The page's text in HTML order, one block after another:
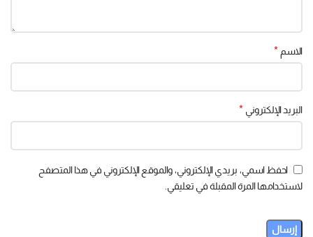
الاسم *
البريد الإلكتروني *
احفظ اسمي، بريدي الإلكتروني، والموقع الإلكتروني في هذا المتصفح
لاستخدامها المرة المقبلة في تعليقي.